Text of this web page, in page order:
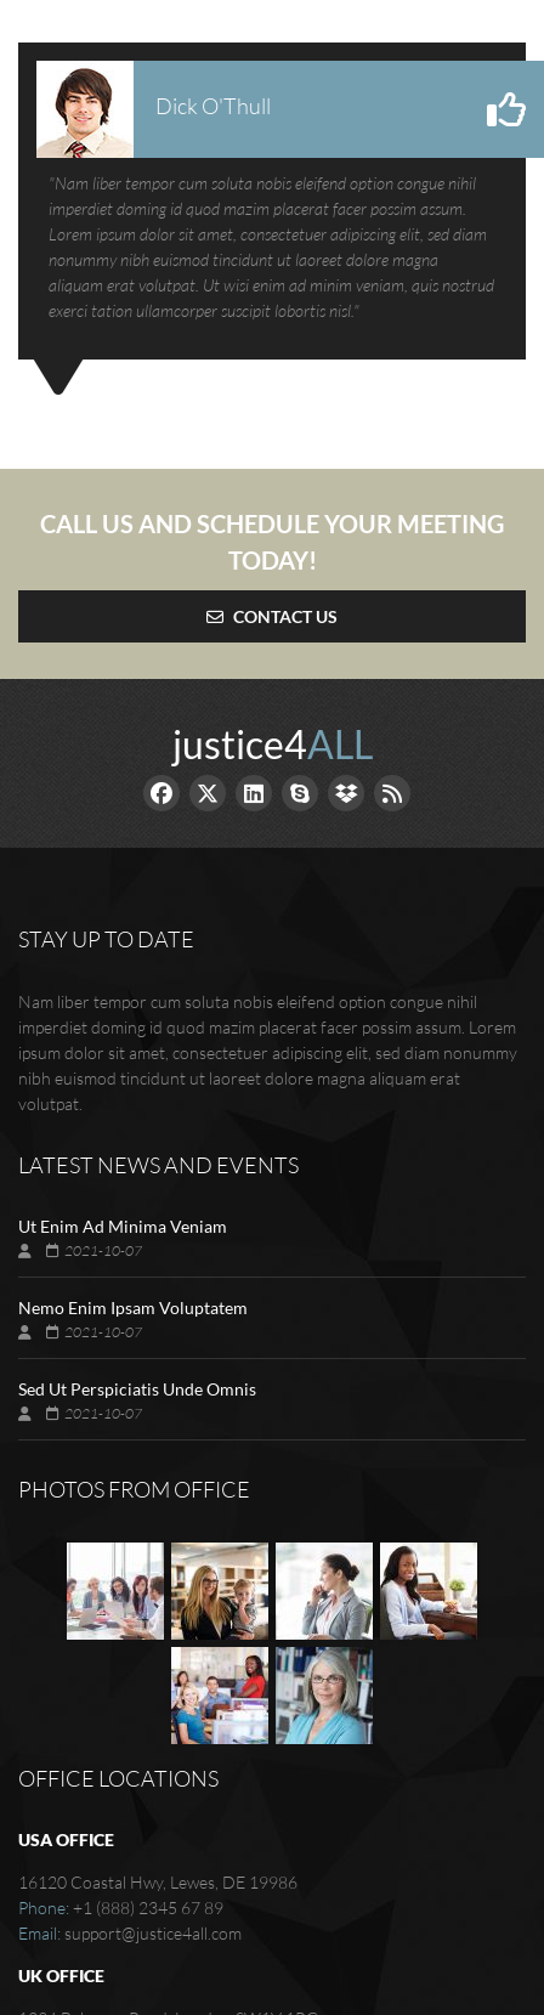
Dick O'Thull
"Nam liber tempor cum soluta nobis eleifend option congue nihil
imperdiet doming id quod mazim placerat facer possim assum.
Lorem ipsum dolor sit amet, consectetuer adipiscing elit, sed diam
nonummy nibh euismod tincidunt ut laoreet dolore magna
aliquam erat volutpat. Ut wisi enim ad minim veniam, quis nostrud
exerci tation ullamcorper suscipit lobortis nisl."
CALL US AND SCHEDULE YOUR MEETING
TODAY!
CONTACT US
justice4ALL
STAY UP TO DATE
Nam liber tempor cum soluta nobis eleifend option congue nihil
imperdiet doming id quod mazim placerat facer possim assum. Lorem
ipsum dolor sit amet, consectetuer adipiscing elit, sed diam nonummy
nibh euismod tincidunt ut laoreet dolore magna aliquam erat
volutpat.
LATEST NEWS AND EVENTS
Ut Enim Ad Minima Veniam
2021-10-07
Nemo Enim Ipsam Voluptatem
2021-10-07
Sed Ut Perspiciatis Unde Omnis
2021-10-07
PHOTOS FROM OFFICE
OFFICE LOCATIONS
USA OFFICE
16120 Coastal Hwy, Lewes, DE 19986
Phone:+1 (888) 2345 67 89
Email: support@justice4all.com
UK OFFICE